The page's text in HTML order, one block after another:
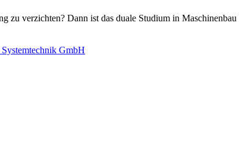
zu verzichten? Dann ist das duale Studium in